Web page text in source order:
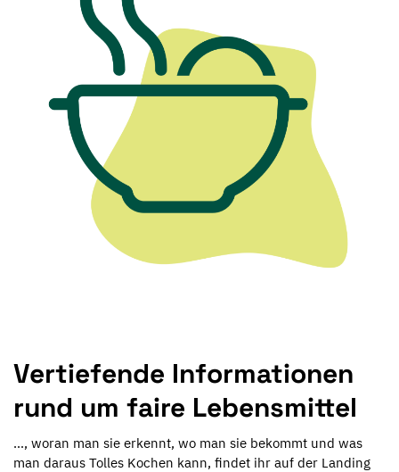
Vertiefende Informationen
rund um faire Lebensmittel
…, woran man sie erkennt, wo man sie bekommt und was
man daraus Tolles Kochen kann, findet ihr auf der Landing